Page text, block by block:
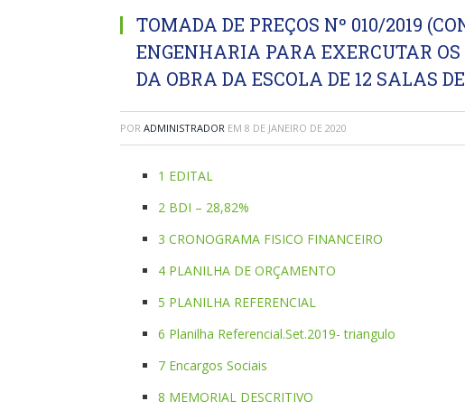
TOMADA DE PREÇOS Nº 010/2019
ENGENHARIA PARA EXERCUTAR OS
DA OBRA DA ESCOLA DE 12 SALAS
POR ADMINISTRADOR EM 8 DE JANEIRO DE 2020
1 EDITAL
2 BDI – 28,82%
3 CRONOGRAMA FISICO FINANCEIRO
4 PLANILHA DE ORÇAMENTO
5 PLANILHA REFERENCIAL
6 Planilha Referencial.Set.2019- triangulo
7 Encargos Sociais
8 MEMORIAL DESCRITIVO